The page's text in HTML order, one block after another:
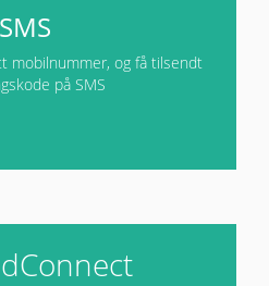
SMS
mobilnummer, og få tilsendt
på SMS